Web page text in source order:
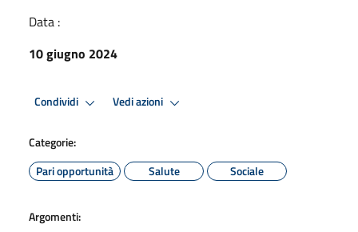
Data :
10 giugno 2024
Condividi Vedi azioni
Categorie:
Pari opportunità
Salute Sociale
Argomenti: